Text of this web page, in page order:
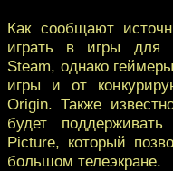
Как сообщают
играть в игры для
Steam, однако
игры и от
Origin. Также
будет
Picture, который
большом телеэкране.